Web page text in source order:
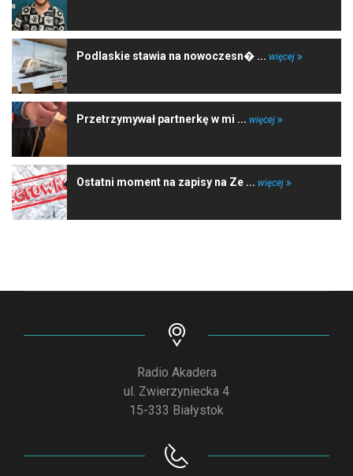
Podlaskie stawia na nowoczesn� ... więcej
Przetrzymywał partnerkę w mi ... więcej
Ostatni moment na zapisy na Ze ... więcej
Radio Akadera
ul. Zwierzyniecka 4
15-333 Białystok